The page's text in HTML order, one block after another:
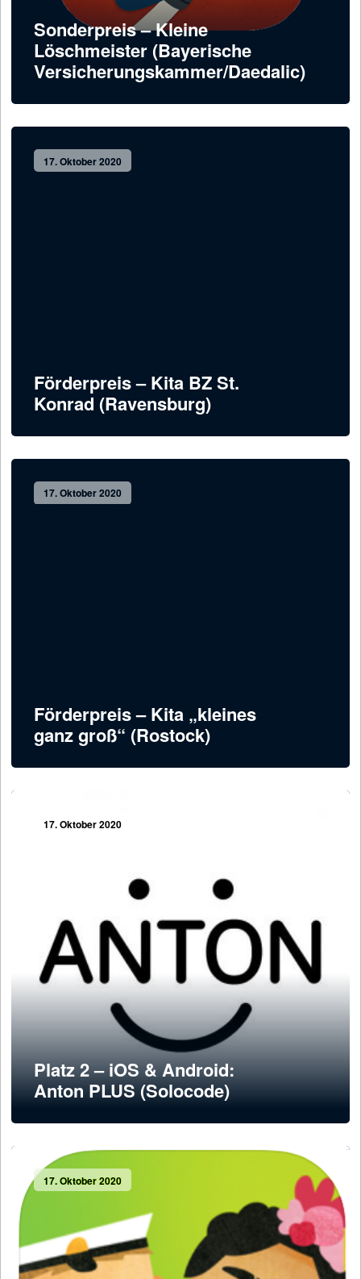
Sonderpreis – Kleine
Löschmeister (Bayerische
Versicherungskammer/Daedalic)
17. Oktober 2020
Förderpreis – Kita BZ St.
Konrad (Ravensburg)
17. Oktober 2020
Förderpreis – Kita „kleines
ganz groß“ (Rostock)
17. Oktober 2020
Platz 2 – iOS & Android:
Anton PLUS (Solocode)
17. Oktober 2020